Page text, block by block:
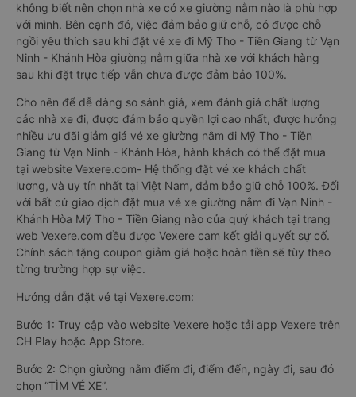
không biết nên chọn nhà xe có xe giường nằm nào là phù hợp
với mình. Bên cạnh đó, việc đảm bảo giữ chỗ, có được chỗ
ngồi yêu thích sau khi đặt vé xe đi Mỹ Tho - Tiền Giang từ Vạn
Ninh - Khánh Hòa giường nằm giữa nhà xe với khách hàng
sau khi đặt trực tiếp vẫn chưa được đảm bảo 100%.
Cho nên để dễ dàng so sánh giá, xem đánh giá chất lượng
các nhà xe đi, được đảm bảo quyền lợi cao nhất, được hưởng
nhiều ưu đãi giảm giá vé xe giường nằm đi Mỹ Tho - Tiền
Giang từ Vạn Ninh - Khánh Hòa, hành khách có thể đặt mua
tại website Vexere.com- Hệ thống đặt vé xe khách chất
lượng, và uy tín nhất tại Việt Nam, đảm bảo giữ chỗ 100%. Đối
với bất cứ giao dịch đặt mua vé xe giường nằm đi Vạn Ninh -
Khánh Hòa Mỹ Tho - Tiền Giang nào của quý khách tại trang
web Vexere.com đều được Vexere cam kết giải quyết sự cố.
Chính sách tặng coupon giảm giá hoặc hoàn tiền sẽ tùy theo
từng trường hợp sự việc.
Hướng dẫn đặt vé tại Vexere.com:
Bước 1: Truy cập vào website Vexere hoặc tải app Vexere trên
CH Play hoặc App Store.
Bước 2: Chọn giường nằm điểm đi, điểm đến, ngày đi, sau đó
chọn “TÌM VÉ XE”.